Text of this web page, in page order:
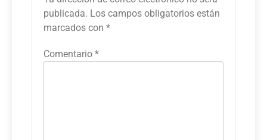
publicada. Los campos obligatorios están
marcados con *
Comentario *